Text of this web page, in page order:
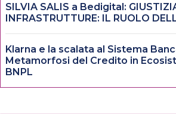
SILVIA SALIS a Bedigital:
INFRASTRUTTURE: IL RUOLO
Klarna e la scalata al Sistema
Metamorfosi del Credito in
BNPL